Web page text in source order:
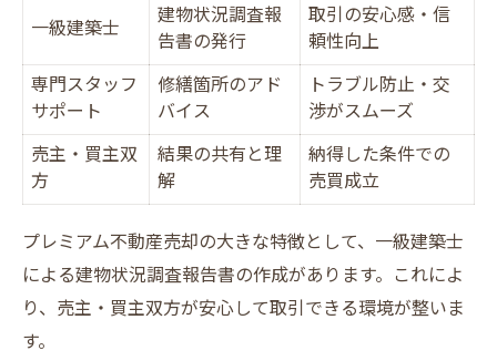
一級建築士
建物状況調査報
告書の発行
取引の安心感・信
頼性向上
専門スタッフ
サポート
修繕箇所のアド
バイス
トラブル防止・交
渉がスムーズ
売主・買主双
方
結果の共有と理
解
納得した条件での
売買成立
プレミアム不動産売却の大きな特徴として、一級建築士
による建物状況調査報告書の作成があります。これによ
り、売主・買主双方が安心して取引できる環境が整いま
す。